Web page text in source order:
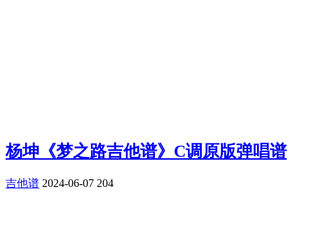
杨坤《梦之路吉他谱》C调原版弹唱谱
吉他谱 2024-06-07 204